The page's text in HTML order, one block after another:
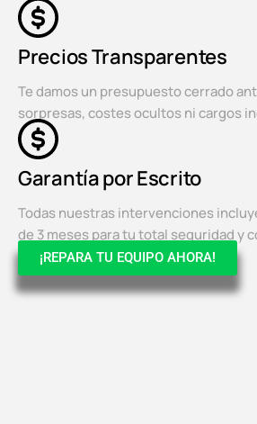
Precios Transparentes
Te damos un presupuesto cerrado
sorpresas, costes ocultos ni cargos
Garantía por Escrito
Todas nuestras intervenciones
de 3 meses para tu total seguridad y
¡REPARA TU EQUIPO AHORA!